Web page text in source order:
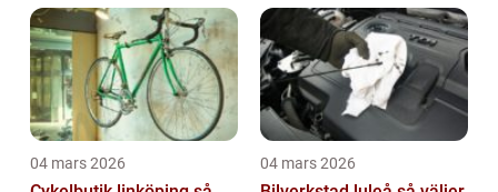
04 mars 2026 04 mars 2026